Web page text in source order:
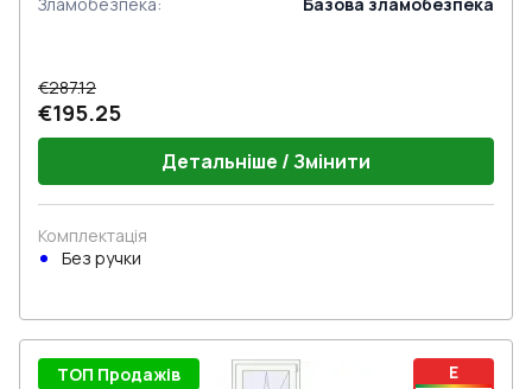
€287.12
€195.25
Детальніше / Змінити
Комплектація
Без ручки
E
ТОП Продажів